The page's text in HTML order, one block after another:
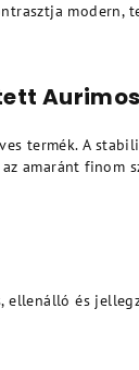
modern,
termék. A
amaránt finom
ellenálló és